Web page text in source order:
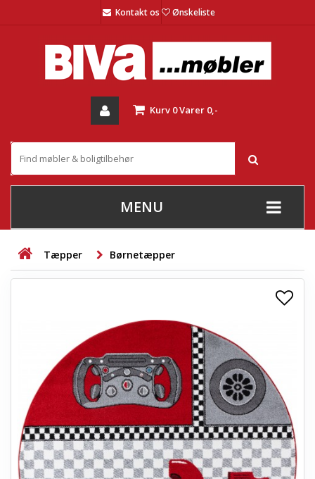
Kontakt os Ønskeliste
Kurv 0Varer 0,-
MENU
+
STUE
+
BØRNEMØBLER
KONTORMØBLER
+
OPBEVARING
+
TÆPPER
+
LAMPER
Tæpper Børnetæpper